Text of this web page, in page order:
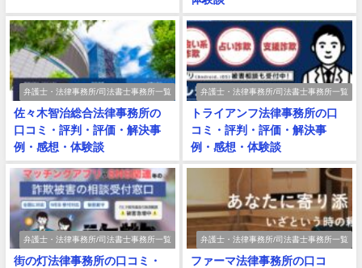
弁護士・法律事務所/司法書士事務所一覧
佐々木智治総合法律事務所の
口コミ・評判・評価・解決事
例・感想・体験談
弁護士・法律事務所/司法書士事務所一覧
トライアンフ法律事務所の口
コミ・評判・評価・解決事
例・感想・体験談
弁護士・法律事務所/司法書士事務所一覧
街の灯法律事務所の口コミ・
弁護士・法律事務所/司法書士事務所一覧
ファーマ法律事務所の口コ